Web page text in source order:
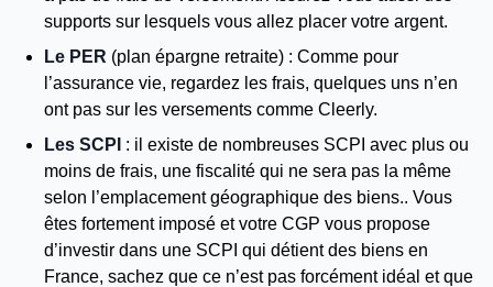
supports sur lesquels vous allez placer votre argent.
Le PER (plan épargne retraite) : Comme pour
l’assurance vie, regardez les frais, quelques uns n’en
ont pas sur les versements comme Cleerly.
Les SCPI : il existe de nombreuses SCPI avec plus ou
moins de frais, une fiscalité qui ne sera pas la même
selon l’emplacement géographique des biens.. Vous
êtes fortement imposé et votre CGP vous propose
d’investir dans une SCPI qui détient des biens en
France, sachez que ce n’est pas forcément idéal et que